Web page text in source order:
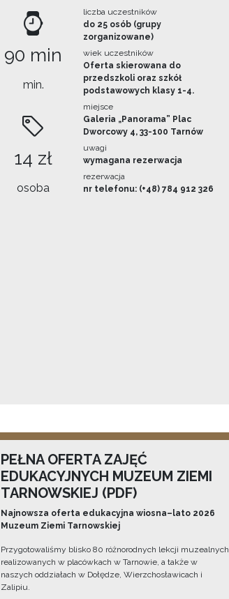
90 min
min.
14 zł
osoba
liczba uczestników
do 25 osób (grupy
zorganizowane)
wiek uczestników
Oferta skierowana do
przedszkoli oraz szkół
podstawowych klasy 1-4.
miejsce
Galeria „Panorama” Plac
Dworcowy 4, 33-100 Tarnów
uwagi
wymagana rezerwacja
rezerwacja
nr telefonu: (+48) 784 912 326
PEŁNA OFERTA ZAJĘĆ
EDUKACYJNYCH MUZEUM ZIEMI
TARNOWSKIEJ (PDF)
Najnowsza oferta edukacyjna wiosna–lato 2026
Muzeum Ziemi Tarnowskiej
Przygotowaliśmy blisko 80 różnorodnych lekcji muzealnych
realizowanych w placówkach w Tarnowie, a także w
naszych oddziałach w Dołędze, Wierzchosławicach i
Zalipiu.